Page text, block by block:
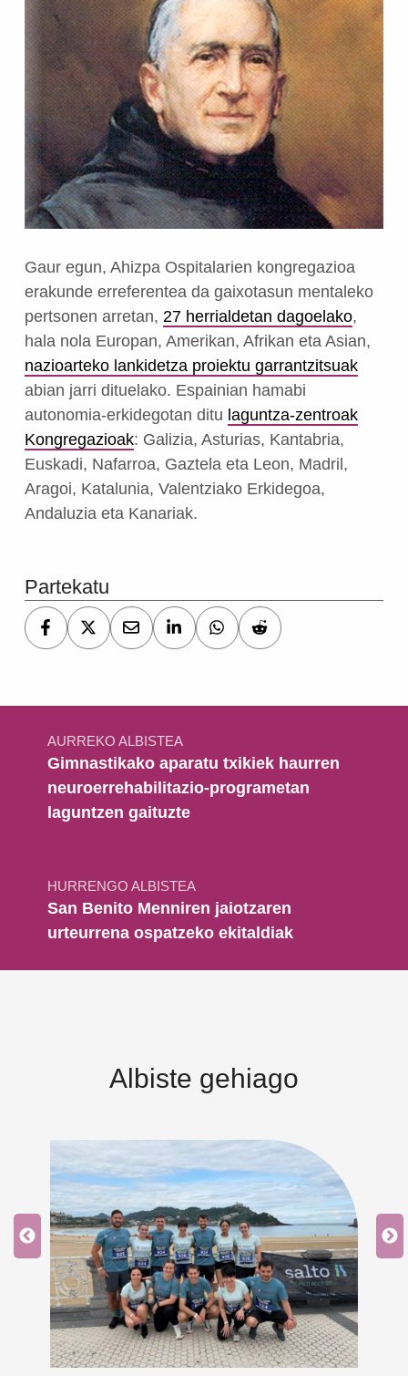
Gaur egun, Ahizpa Ospitalarien kongregazioa
erakunde erreferentea da gaixotasun mentaleko
pertsonen arretan, 27 herrialdetan dagoelako,
hala nola Europan, Amerikan, Afrikan eta Asian,
nazioarteko lankidetza proiektu garrantzitsuak
abian jarri dituelako. Espainian hamabi
autonomia-erkidegotan ditu laguntza-zentroak
Kongregazioak: Galizia, Asturias, Kantabria,
Euskadi, Nafarroa, Gaztela eta Leon, Madril,
Aragoi, Katalunia, Valentziako Erkidegoa,
Andaluzia eta Kanariak.
Partekatu
Bidalketetan zehar nabigatu
AURREKO ALBISTEA
Gimnastikako aparatu txikiek haurren
neuroerrehabilitazio-programetan
laguntzen gaituzte
HURRENGO ALBISTEA
San Benito Menniren jaiotzaren
urteurrena ospatzeko ekitaldiak
Albiste gehiago